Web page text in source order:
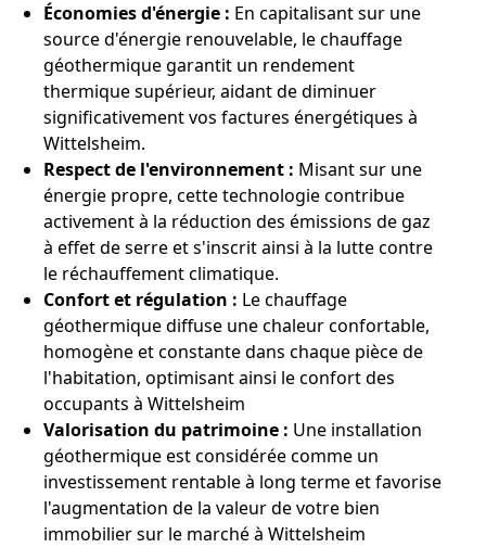
Économies d'énergie : En capitalisant sur une
source d'énergie renouvelable, le chauffage
géothermique garantit un rendement
thermique supérieur, aidant de diminuer
significativement vos factures énergétiques à
Wittelsheim.
Respect de l'environnement : Misant sur une
énergie propre, cette technologie contribue
activement à la réduction des émissions de gaz
à effet de serre et s'inscrit ainsi à la lutte contre
le réchauffement climatique.
Confort et régulation : Le chauffage
géothermique diffuse une chaleur confortable,
homogène et constante dans chaque pièce de
l'habitation, optimisant ainsi le confort des
occupants à Wittelsheim
Valorisation du patrimoine : Une installation
géothermique est considérée comme un
investissement rentable à long terme et favorise
l'augmentation de la valeur de votre bien
immobilier sur le marché à Wittelsheim